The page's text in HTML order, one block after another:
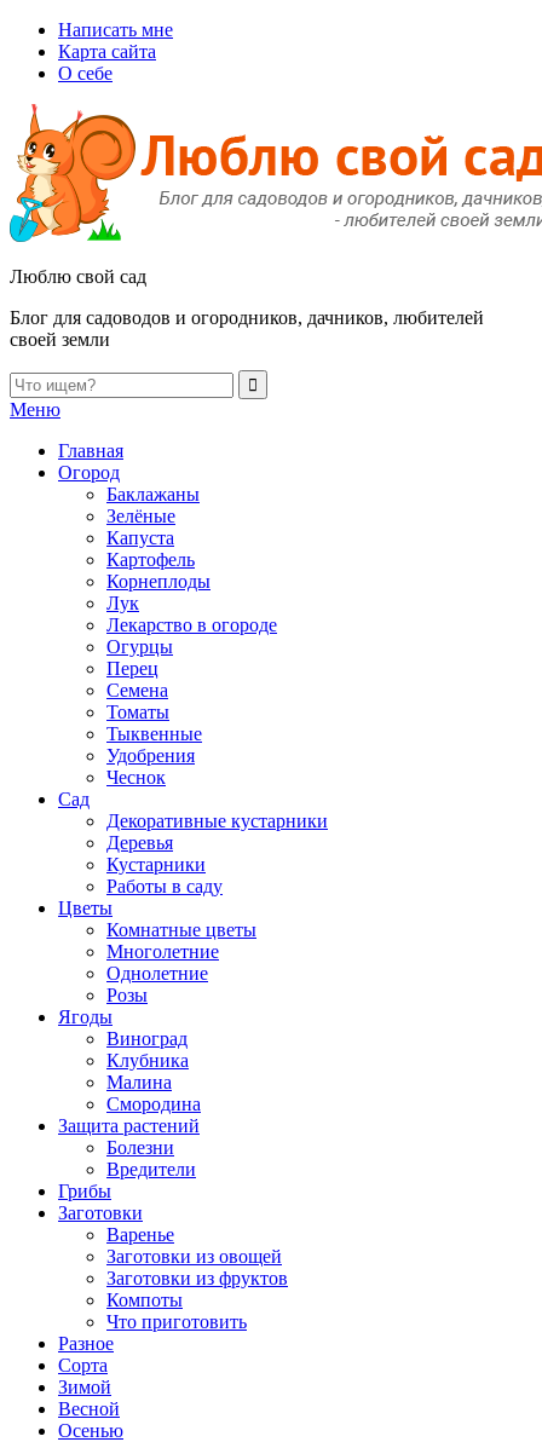
Написать мне
Карта сайта
О себе
Люблю свой сад
Блог для садоводов и огородников, дачников, любителей
своей земли
Меню
Главная
Огород
Баклажаны
Зелёные
Капуста
Картофель
Корнеплоды
Лук
Лекарство в огороде
Огурцы
Перец
Семена
Томаты
Тыквенные
Удобрения
Чеснок
Сад
Декоративные кустарники
Деревья
Кустарники
Работы в саду
Цветы
Комнатные цветы
Многолетние
Однолетние
Розы
Ягоды
Виноград
Клубника
Малина
Смородина
Защита растений
Болезни
Вредители
Грибы
Заготовки
Варенье
Заготовки из овощей
Заготовки из фруктов
Компоты
Что приготовить
Разное
Сорта
Зимой
Весной
Осенью